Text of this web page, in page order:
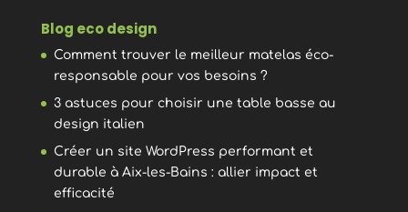
Blog eco design
Comment trouver le meilleur matelas éco-
responsable pour vos besoins ?
3 astuces pour choisir une table basse au
design italien
Créer un site WordPress performant et
durable à Aix-les-Bains : allier impact et
efficacité